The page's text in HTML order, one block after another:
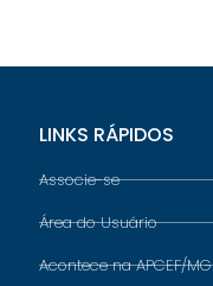
LINKS RÁPIDOS
Associe-se
Área do Usuário
Acontece na APCEF/MG